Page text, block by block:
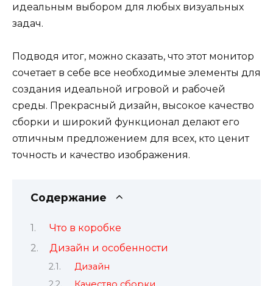
идеальным выбором для любых визуальных
задач.
Подводя итог, можно сказать, что этот монитор
сочетает в себе все необходимые элементы для
создания идеальной игровой и рабочей
среды. Прекрасный дизайн, высокое качество
сборки и широкий функционал делают его
отличным предложением для всех, кто ценит
точность и качество изображения.
Содержание
Что в коробке
Дизайн и особенности
Дизайн